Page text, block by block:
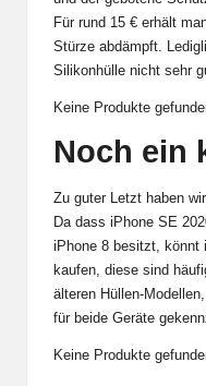
Für rund 15 € erhält
Stürze abdämpft.
Silikonhülle nicht sehr
Keine Produkte
Noch ein
Zu guter Letzt haben
Da dass iPhone SE
iPhone 8 besitzt, könnt
kaufen, diese sind
älteren Hüllen-
für beide Geräte
Keine Produkte